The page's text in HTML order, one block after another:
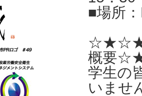
■場所
☆★☆★
概要
学生の
いませ